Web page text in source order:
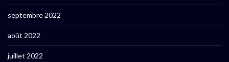
septembre 2022
août 2022
juillet 2022